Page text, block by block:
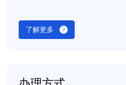
式。
了解更多